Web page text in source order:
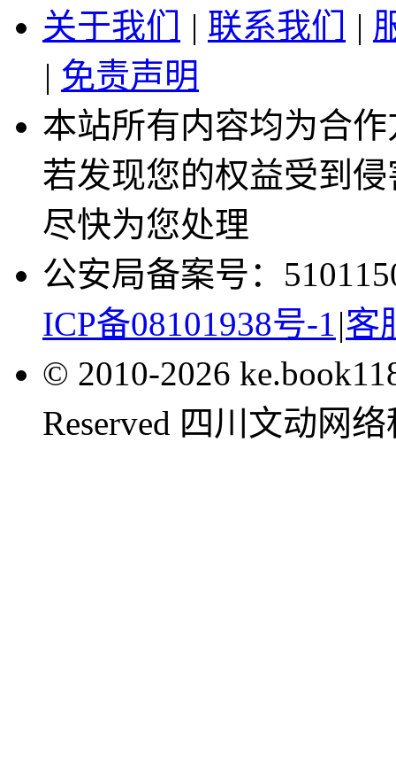
关于我们
| 联系我们 |
| 免责声明
本站所有内容均为合
若发现您的权益受到
尽快为您处理
公安局备案号：
ICP备08101938号-1 |客
© 2010-2026
Reserved 四川文动网